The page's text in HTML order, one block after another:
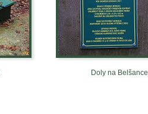
Doly na Belšance